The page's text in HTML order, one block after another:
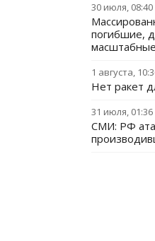
30 июля, 08:40
погибшие,
1 августа,
Нет ракет
31 июля, 01:36
СМИ: РФ